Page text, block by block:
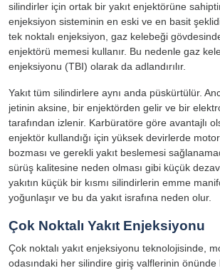
silindirler için ortak bir yakıt enjektörüne
enjeksiyon sisteminin en eski ve en basit
tek noktalı enjeksiyon, gaz kelebeği
enjektörü memesi kullanır. Bu nedenle gaz
enjeksiyonu (TBI) olarak da adlandırılır.
Yakıt tüm silindirlere aynı anda püskürtülür.
jetinin aksine, bir enjektörden gelir ve bir
tarafından izlenir. Karbüratöre göre avantajlı
enjektör kullandığı için yüksek devirlerde
bozması ve gerekli yakıt beslemesi
sürüş kalitesine neden olması gibi küçük
yakıtın küçük bir kısmı silindirlerin emme
yoğunlaşır ve bu da yakıt israfına neden olur.
Çok Noktalı Yakıt Enjeksiyonu
Çok noktalı yakıt enjeksiyonu teknolojisinde,
odasındaki her silindire giriş valflerinin önünde